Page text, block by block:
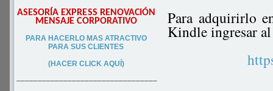
ASESORÍA EXPRESS RENOVACIÓN
MENSAJE CORPORATIVO
PARA HACERLO MAS ATRACTIVO
PARA SUS CLIENTES
(HACER CLICK AQUÍ)
–––––––––––––––––––––––––––––––––
Para adquirirlo
Kindle ingresar